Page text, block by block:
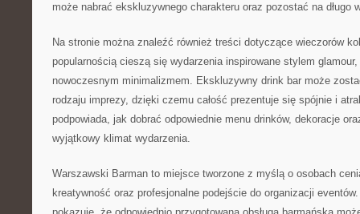
może nabrać ekskluzywnego charakteru oraz pozostać na długo
Na stronie można znaleźć również treści dotyczące wieczorów
popularnością cieszą się wydarzenia inspirowane stylem
nowoczesnym minimalizmem. Ekskluzywny drink bar może
rodzaju imprezy, dzięki czemu całość prezentuje się spójnie i
podpowiada, jak dobrać odpowiednie menu drinków, dekoracje
wyjątkowy klimat wydarzenia.
Warszawski Barman to miejsce tworzone z myślą o osobach
kreatywność oraz profesjonalne podejście do organizacji